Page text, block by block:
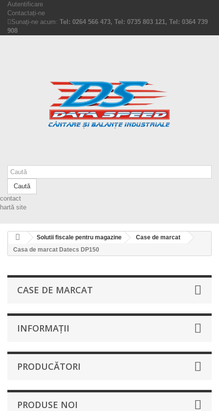
Autentificare
Contactați-ne
Sunați-ne acum: Tel: 0264 566 473, Tel: 0735 803 121, Tel: 0364 739
908
Caută
contact
hartă site
Solutii fiscale pentru magazine
Case de marcat
Casa de marcat Datecs DP150
CASE DE MARCAT
INFORMAŢII
PRODUCĂTORI
PRODUSE NOI